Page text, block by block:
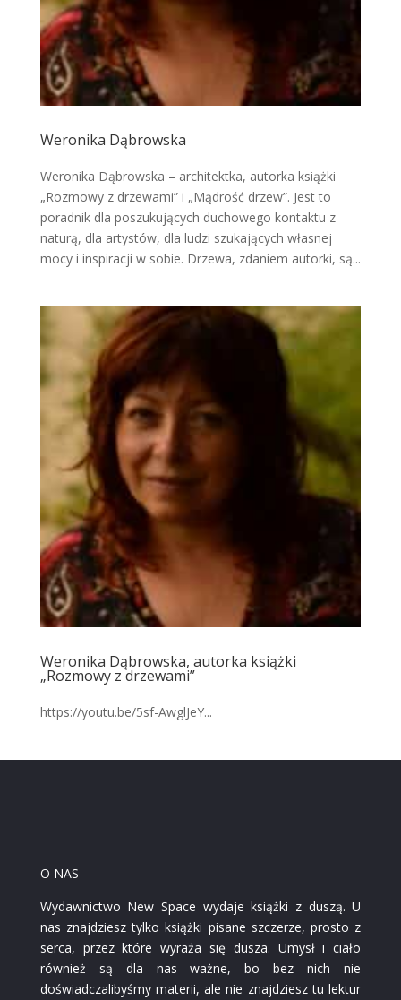
Weronika Dąbrowska
Weronika Dąbrowska – architektka, autorka książki
„Rozmowy z drzewami” i „Mądrość drzew”. Jest to
poradnik dla poszukujących duchowego kontaktu z
naturą, dla artystów, dla ludzi szukających własnej
mocy i inspiracji w sobie. Drzewa, zdaniem autorki, są...
Weronika Dąbrowska, autorka książki
„Rozmowy z drzewami”
https://youtu.be/5sf-AwglJeY...
O NAS
Wydawnictwo New Space wydaje książki z duszą. U
nas znajdziesz tylko książki pisane szczerze, prosto z
serca, przez które wyraża się dusza. Umysł i ciało
również są dla nas ważne, bo bez nich nie
doświadczalibyśmy materii, ale nie znajdziesz tu lektur